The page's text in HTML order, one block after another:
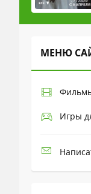
МЕНЮ
Игры